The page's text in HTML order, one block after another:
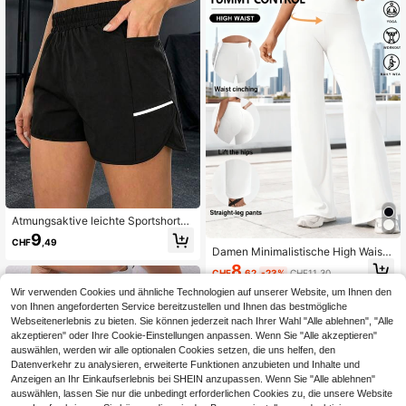
Atmungsaktive leichte Sportshorts,
lässiges, weites Taschen-Design mi
t reflektierendem Streifen Fitness-T
CHF9 ,49
Damen Minimalistische High Waist
Pendler Weite Beinhose, Sexy Lässi
ge Sport Gerade Beinhose, Po-heb
ende Schlaghose Sport
CHF8,62 -23% CHF11,30
Wir verwenden Cookies und ähnliche Technologien auf unserer Website, um Ihnen den
von Ihnen angeforderten Service bereitzustellen und Ihnen das bestmögliche
Webseitenerlebnis zu bieten. Sie können jederzeit nach Ihrer Wahl "Alle ablehnen", "Alle
akzeptieren" oder Ihre Cookie-Einstellungen anpassen. Wenn Sie "Alle akzeptieren"
auswählen, werden wir alle optionalen Cookies setzen, die uns helfen, den
Datenverkehr zu analysieren, erweiterte Funktionen anzubieten und Inhalte und
Anzeigen an Ihr Einkaufserlebnis bei SHEIN anzupassen. Wenn Sie "Alle ablehnen"
auswählen, lassen Sie nur die unbedingt erforderlichen Cookies zu, die unsere Website